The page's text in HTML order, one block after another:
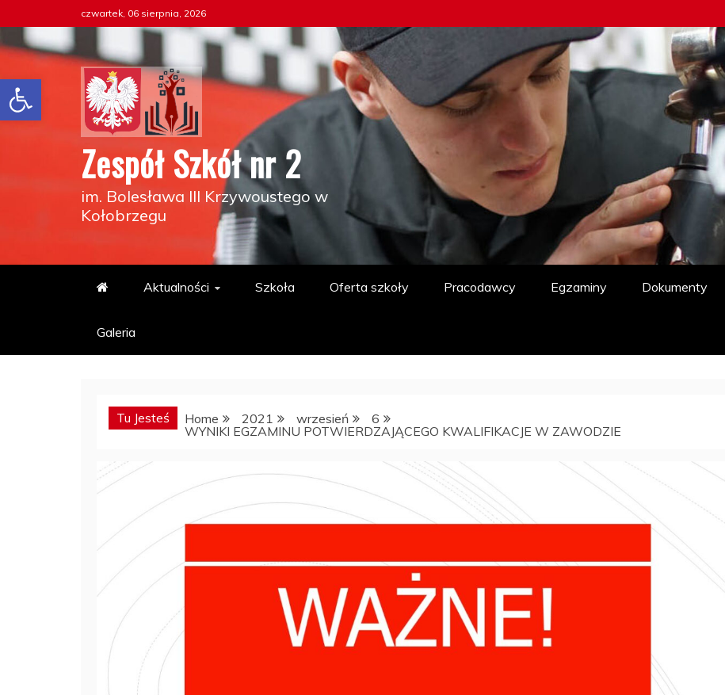
Otwórz pasek narzędzi
to
content
czwartek, 06 sierpnia, 2026
Zespół Szkół nr 2
im. Bolesława III Krzywoustego w
Kołobrzegu
Aktualności Szkoła Oferta szkoły Pracodawcy Egzaminy Dokumenty
Galeria
Tu Jesteś Home 2021 wrzesień
6
WYNIKI EGZAMINU POTWIERDZAJĄCEGO KWALIFIKACJE W ZAWODZIE